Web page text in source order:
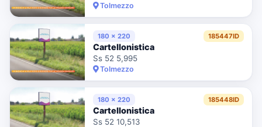
Tolmezzo
180 x 220 185447ID
Cartellonistica
Ss 52 5,995
Tolmezzo
180 x 220 185448ID
Cartellonistica
Ss 52 10,513